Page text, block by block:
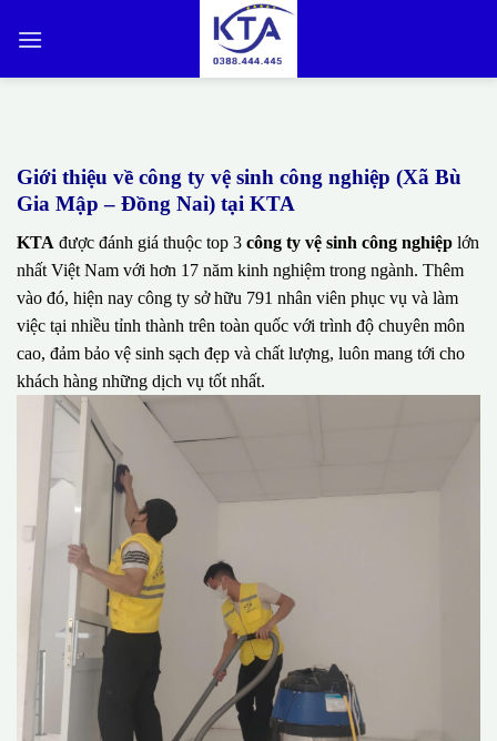
qua
Giới thiệu về công ty vệ sinh công nghiệp (Xã Bù
Gia Mập – Đồng Nai) tại KTA
KTA được đánh giá thuộc top 3 công ty vệ sinh công nghiệp lớn
nhất Việt Nam với hơn 17 năm kinh nghiệm trong ngành. Thêm
vào đó, hiện nay công ty sở hữu 791 nhân viên phục vụ và làm
việc tại nhiều tỉnh thành trên toàn quốc với trình độ chuyên môn
cao, đảm bảo vệ sinh sạch đẹp và chất lượng, luôn mang tới cho
khách hàng những dịch vụ tốt nhất.